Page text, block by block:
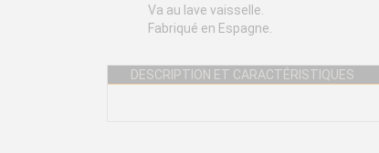
Va au lave vaisselle.
Fabriqué en Espagne.
DESCRIPTION ET CARACTÉRISTIQUES